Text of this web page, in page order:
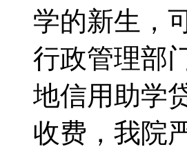
学的新生，
行政管理部
地信用助
收费，我院